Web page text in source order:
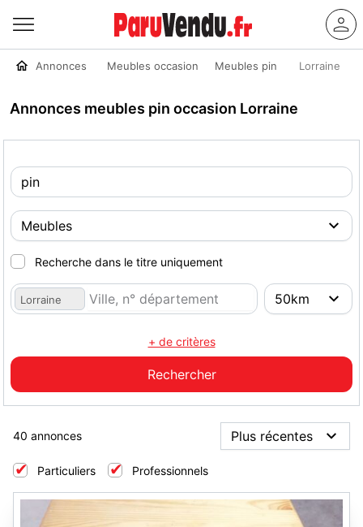
Annonces Meubles occasion Meubles pin Lorraine
Annonces meubles pin occasion Lorraine
Recherche dans le titre uniquement
Lorraine
+ de critères
40 annonces
Particuliers Professionnels